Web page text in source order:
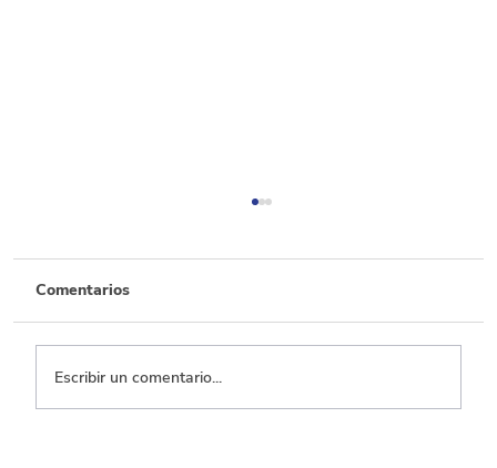
Comentarios
Escribir un comentario...